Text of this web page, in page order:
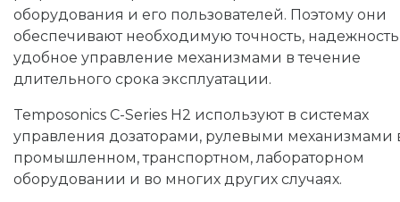
оборудования и его пользователей. Поэтому они
обеспечивают необходимую точность,
удобное управление механизмами в течение
длительного срока эксплуатации.
Temposonics C-Series H2 используют в системах
управления дозаторами, рулевыми механизмами
промышленном, транспортном, лабораторном
оборудовании и во многих других случаях.